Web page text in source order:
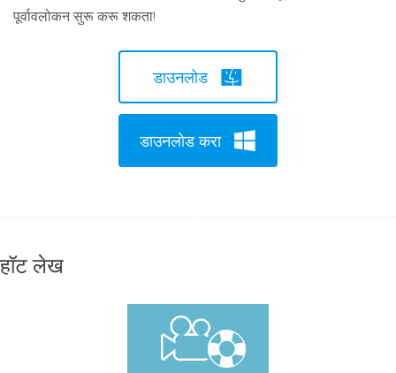
पूर्वावलोकन सुरू करू शकता!
डाउनलोड
डाउनलोड करा
हॉट लेख